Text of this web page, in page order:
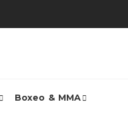
Boxeo & MMA